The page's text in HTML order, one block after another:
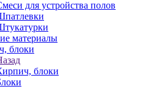
для устройства полов
материалы
блоки
блоки